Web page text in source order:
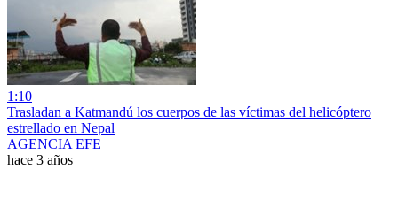
1:10
Trasladan a Katmandú los cuerpos de las víctimas del helicóptero
estrellado en Nepal
AGENCIA EFE
hace 3 años